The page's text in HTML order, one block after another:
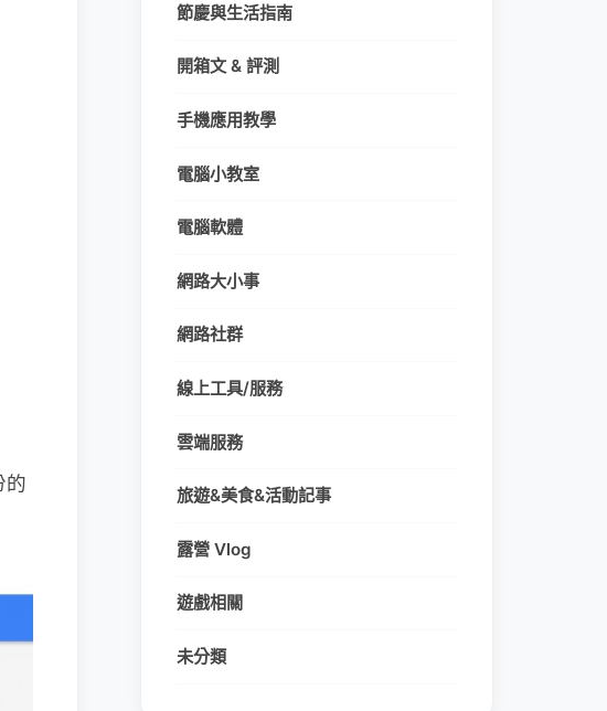
的
節慶與生活指南
開箱文 & 評測
手機應用教學
電腦小教室
電腦軟體
網路大小事
網路社群
線上工具/服務
雲端服務
旅遊&美食&活動記事
露營 Vlog
遊戲相關
未分類